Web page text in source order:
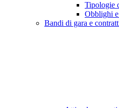
Tipologie
Obblighi
Bandi di gara e